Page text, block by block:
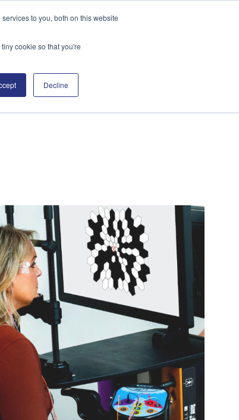
to you, both on this website
cookie so that you're
Decline